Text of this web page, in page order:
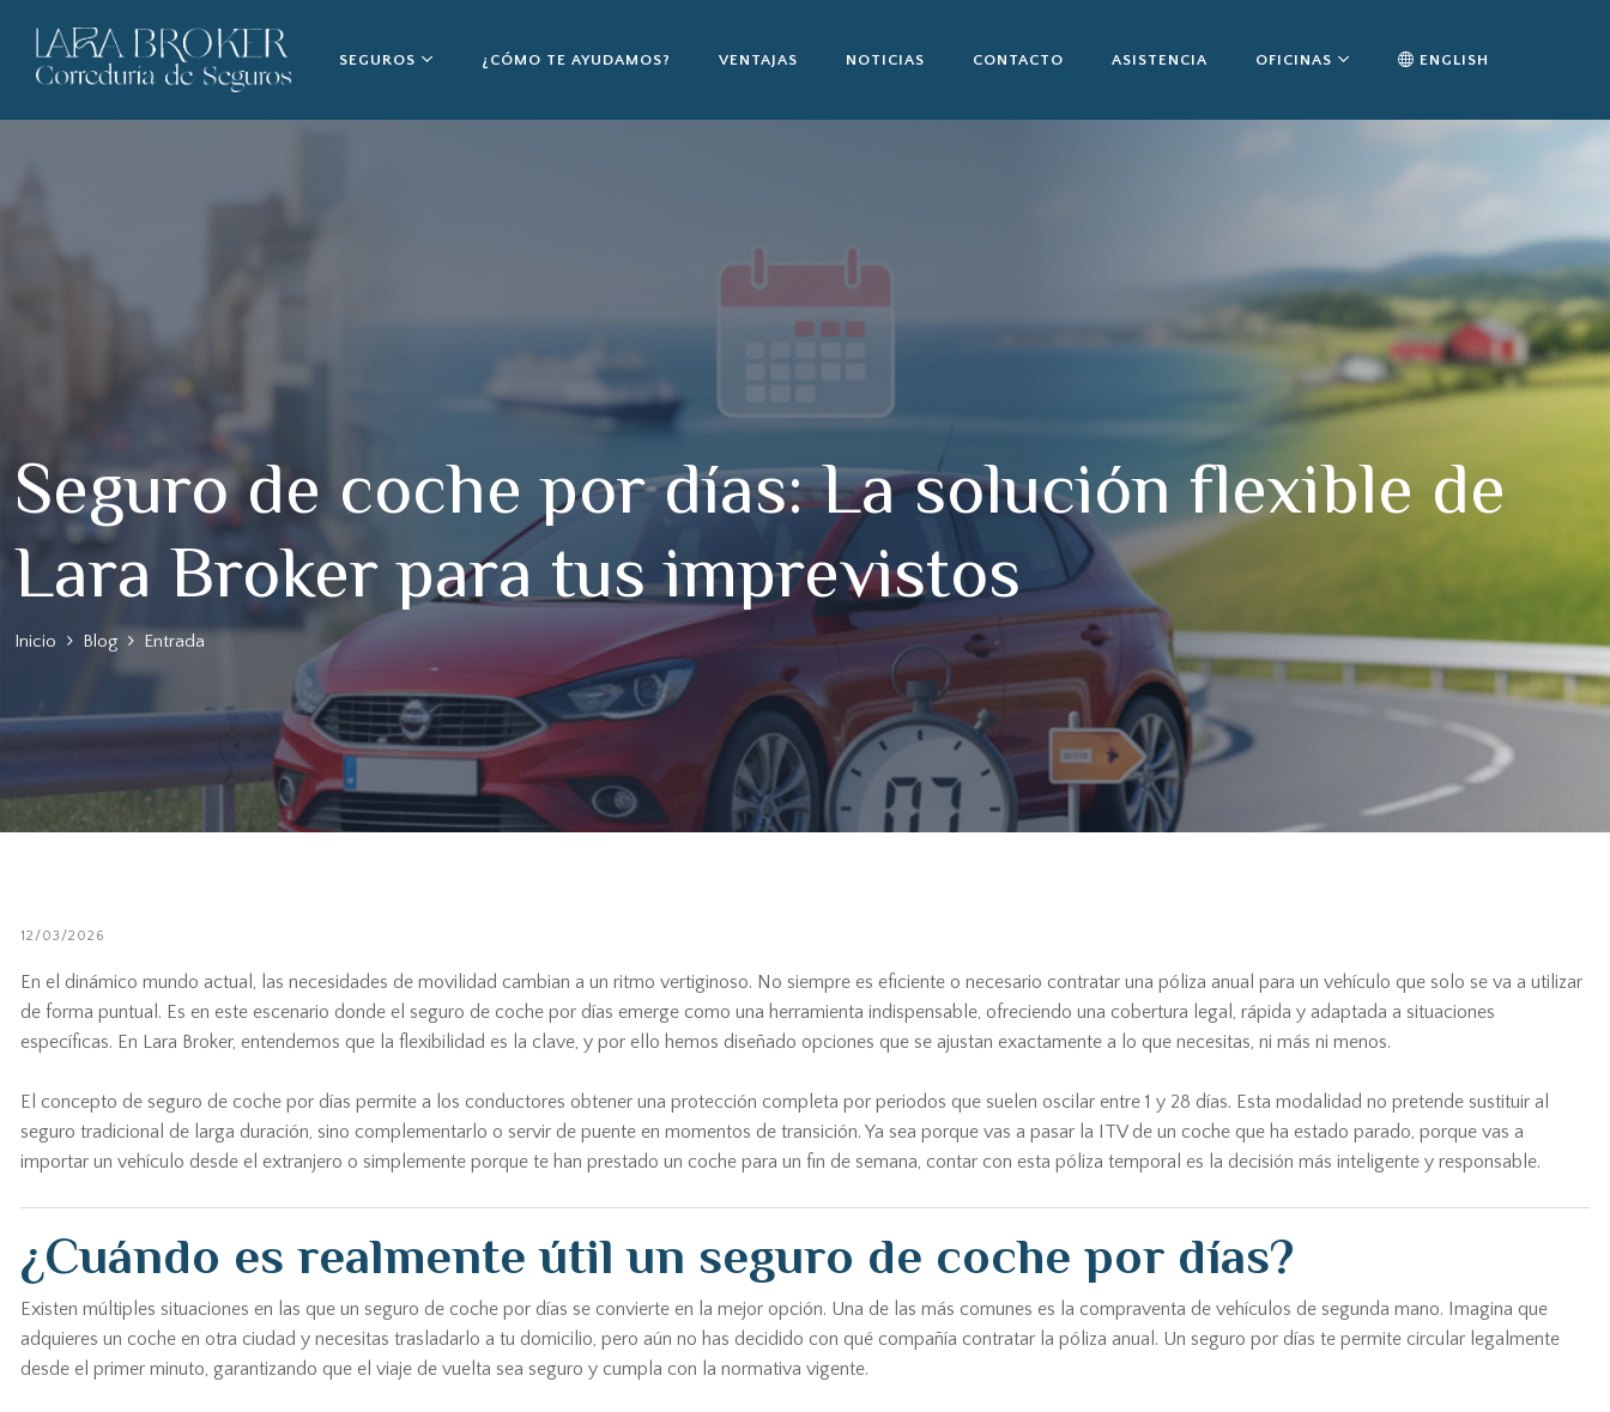
SEGUROS ¿CÓMO TE AYUDAMOS? VENTAJAS NOTICIAS CONTACTO ASISTENCIA OFICINAS ENGLISH
Seguro de coche por días: La solución flexible de
Lara Broker para tus imprevistos
Inicio Blog Entrada
12/03/2026
En el dinámico mundo actual, las necesidades de movilidad cambian a un ritmo vertiginoso. No siempre es eficiente o necesario contratar una póliza anual para un vehículo que solo se va a utilizar
de forma puntual. Es en este escenario donde el seguro de coche por días emerge como una herramienta indispensable, ofreciendo una cobertura legal, rápida y adaptada a situaciones
específicas. En Lara Broker, entendemos que la flexibilidad es la clave, y por ello hemos diseñado opciones que se ajustan exactamente a lo que necesitas, ni más ni menos.
El concepto de seguro de coche por días permite a los conductores obtener una protección completa por periodos que suelen oscilar entre 1 y 28 días. Esta modalidad no pretende sustituir al
seguro tradicional de larga duración, sino complementarlo o servir de puente en momentos de transición. Ya sea porque vas a pasar la ITV de un coche que ha estado parado, porque vas a
importar un vehículo desde el extranjero o simplemente porque te han prestado un coche para un fin de semana, contar con esta póliza temporal es la decisión más inteligente y responsable.
¿Cuándo es realmente útil un seguro de coche por días?
Existen múltiples situaciones en las que un seguro de coche por días se convierte en la mejor opción. Una de las más comunes es la compraventa de vehículos de segunda mano. Imagina que
adquieres un coche en otra ciudad y necesitas trasladarlo a tu domicilio, pero aún no has decidido con qué compañía contratar la póliza anual. Un seguro por días te permite circular legalmente
desde el primer minuto, garantizando que el viaje de vuelta sea seguro y cumpla con la normativa vigente.